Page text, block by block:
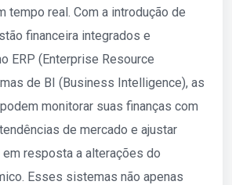
tempo real. Com a introdução de
financeira integrados e
ERP (Enterprise Resource
de BI (Business Intelligence), as
monitorar suas finanças com
de mercado e ajustar
resposta a alterações do
Esses sistemas não apenas